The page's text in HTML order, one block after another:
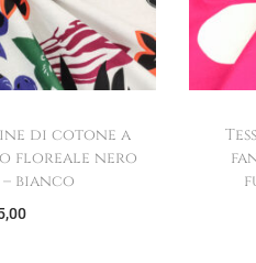
di cotone a
floreale nero
bianco